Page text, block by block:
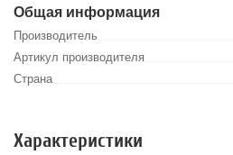
Общая информация
Производитель
Артикул производителя
Страна
Характеристики